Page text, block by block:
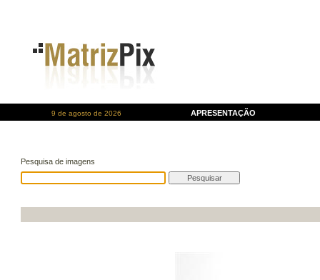
9 de agosto de 2026 APRESENTAÇÃO
Pesquisa de imagens